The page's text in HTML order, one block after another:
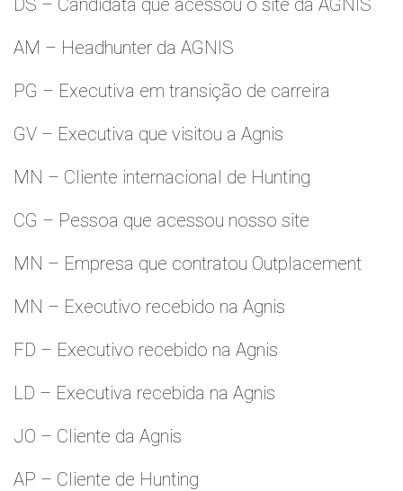
DS – Candidata que acessou o site da AGNIS
AM – Headhunter da AGNIS
PG – Executiva em transição de carreira
GV – Executiva que visitou a Agnis
MN – Cliente internacional de Hunting
CG – Pessoa que acessou nosso site
MN – Empresa que contratou Outplacement
MN – Executivo recebido na Agnis
FD – Executivo recebido na Agnis
LD – Executiva recebida na Agnis
JO – Cliente da Agnis
AP – Cliente de Hunting